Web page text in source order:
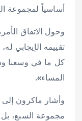
أساسياً لمجموعة
وحول الاتفاق
تقييمه الإيجابي
كل ما في وسعنا
المساء».
وأشار ماكرون
مجموعة السبع، بل